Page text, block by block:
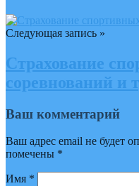
Следующая запись »
Страхование
соревнований и
Ваш комментарий
Ваш адрес email не будет
помечены *
Имя *